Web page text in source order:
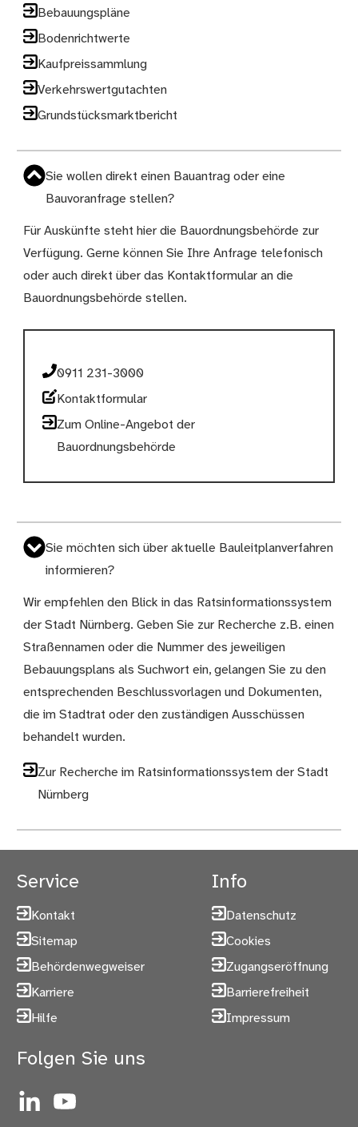
Bebauungspläne
Bodenrichtwerte
Kaufpreissammlung
Verkehrswertgutachten
Grundstücksmarktbericht
Sie wollen direkt einen Bauantrag oder eine
Bauvoranfrage stellen?
Für Auskünfte steht hier die Bauordnungsbehörde zur
Verfügung. Gerne können Sie Ihre Anfrage telefonisch
oder auch direkt über das Kontaktformular an die
Bauordnungsbehörde stellen.
0911 231-3000
Kontaktformular
Zum Online-Angebot der
Bauordnungsbehörde
Sie möchten sich über aktuelle Bauleitplanverfahren
informieren?
Wir empfehlen den Blick in das Ratsinformationssystem
der Stadt Nürnberg. Geben Sie zur Recherche z.B. einen
Straßennamen oder die Nummer des jeweiligen
Bebauungsplans als Suchwort ein, gelangen Sie zu den
entsprechenden Beschlussvorlagen und Dokumenten,
die im Stadtrat oder den zuständigen Ausschüssen
behandelt wurden.
Zur Recherche im Ratsinformationssystem der Stadt
Nürnberg
Service
Kontakt
Sitemap
Behördenwegweiser
Karriere
Hilfe
Info
Datenschutz
Cookies
Zugangseröffnung
Barrierefreiheit
Impressum
Folgen Sie uns
LinkedInYouTube